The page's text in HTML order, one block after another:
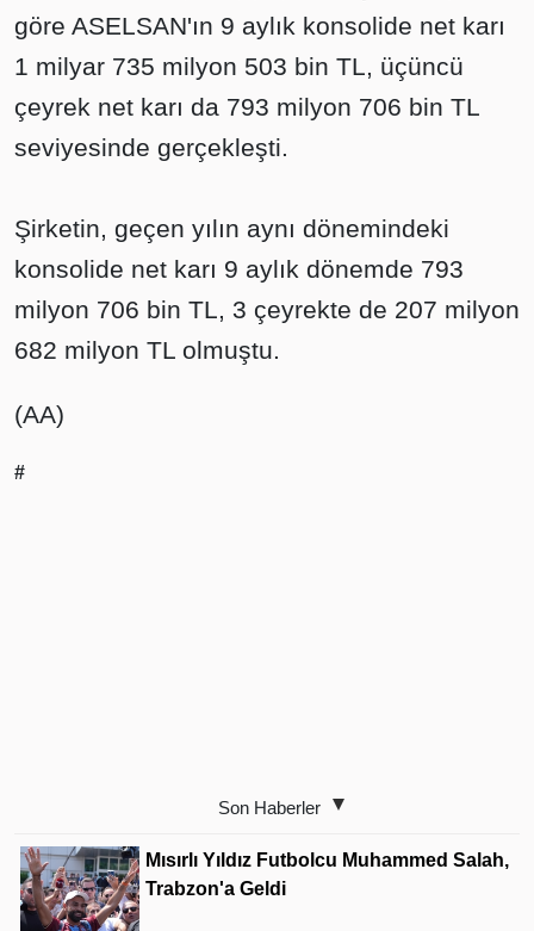
göre ASELSAN'ın 9 aylık konsolide net karı
1 milyar 735 milyon 503 bin TL, üçüncü
çeyrek net karı da 793 milyon 706 bin TL
seviyesinde gerçekleşti.
Şirketin, geçen yılın aynı dönemindeki
konsolide net karı 9 aylık dönemde 793
milyon 706 bin TL, 3 çeyrekte de 207 milyon
682 milyon TL olmuştu.
(AA)
#
Son Haberler
Mısırlı Yıldız Futbolcu Muhammed Salah,
Trabzon'a Geldi